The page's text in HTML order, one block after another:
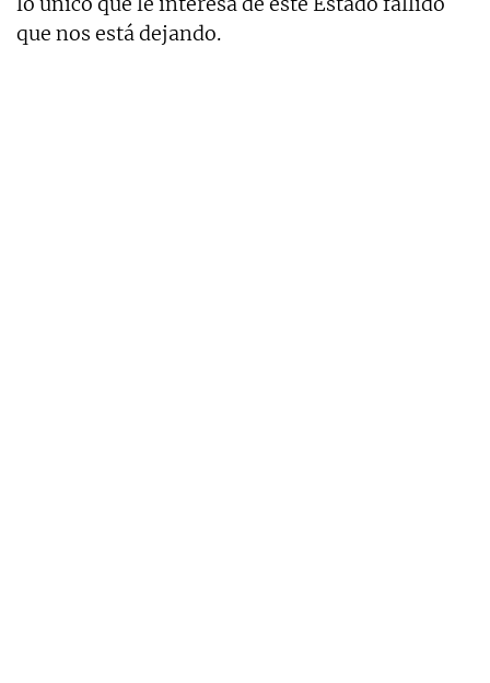
que nos está dejando.